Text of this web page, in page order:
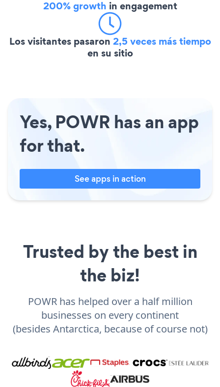
200% growth in engagement
Los visitantes pasaron 2,5 veces más tiempo
en su sitio
Yes, POWR has an app
for that.
See apps in action
Trusted by the best in
the biz!
POWR has helped over a half million
businesses on every continent
(besides Antarctica, because of course not)